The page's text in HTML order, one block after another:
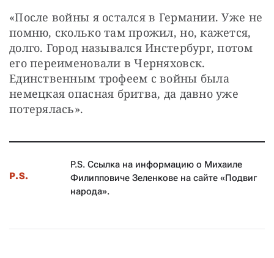
«После войны я остался в Германии. Уже не
помню, сколько там прожил, но, кажется,
долго. Город назывался Инстербург, потом
его переименовали в Черняховск.
Единственным трофеем с войны была
немецкая опасная бритва, да давно уже
потерялась».
P.S.
P.S. Ссылка на информацию о Михаиле
Филипповиче Зеленкове на сайте «Подвиг
народа».